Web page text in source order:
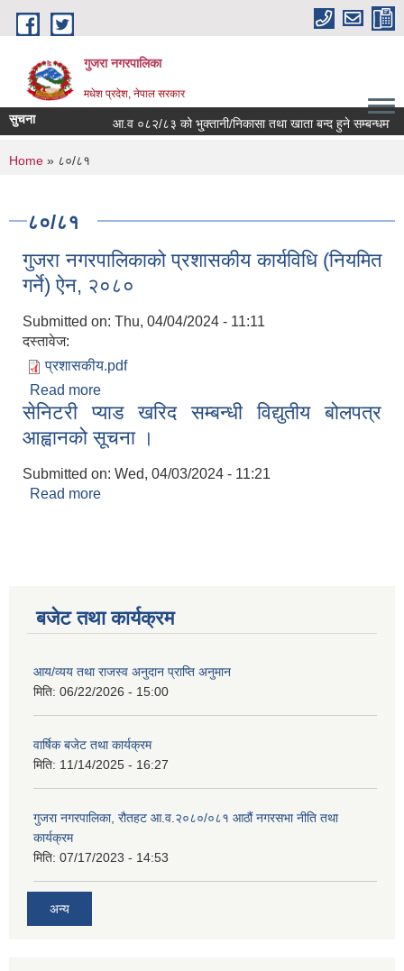
Skip to main content
गुजरा नगरपालिका
मधेश प्रदेश, नेपाल सरकार
सुचना आ.व ०८२/८३ को भु्क्तानी/निकासा तथा खाता बन्द हुने सम्बन्धमा ।
You are here
Home » ८०/८१
८०/८१
गुजरा नगरपालिकाको प्रशासकीय कार्यविधि (नियमित
गर्ने) ऐन, २०८०
Submitted on: Thu, 04/04/2024 - 11:11
दस्तावेज:
प्रशासकीय.pdf
Read more
गर्ने) ऐन, २०८०
सेनिटरी प्याड खरिद सम्बन्धी विद्युतीय बोलपत्र
आह्वानको सूचना ।
Submitted on: Wed, 04/03/2024 - 11:21
Read more
बजेट तथा कार्यक्रम
आय/व्यय तथा राजस्व अनुदान प्राप्ति अनुमान
मिति: 06/22/2026 - 15:00
वार्षिक बजेट तथा कार्यक्रम
मिति: 11/14/2025 - 16:27
गुजरा नगरपालिका, रौतहट आ.व.२०८०/०८१ आठौं नगरसभा नीति तथा
कार्यक्रम
मिति: 07/17/2023 - 14:53
अन्य